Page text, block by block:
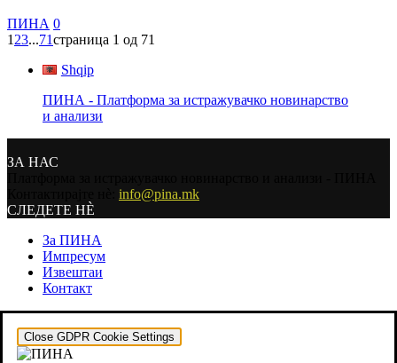
ПИНА 0
1 23...71страница 1 од 71
Shqip
ПИНА - Платформа за истражувачко новинарство
и анализи
ЗА НАС
info@pina.mk
СЛЕДЕТЕ НЀ
За ПИНА
Импресум
Извештаи
Контакт
Close GDPR Cookie Settings